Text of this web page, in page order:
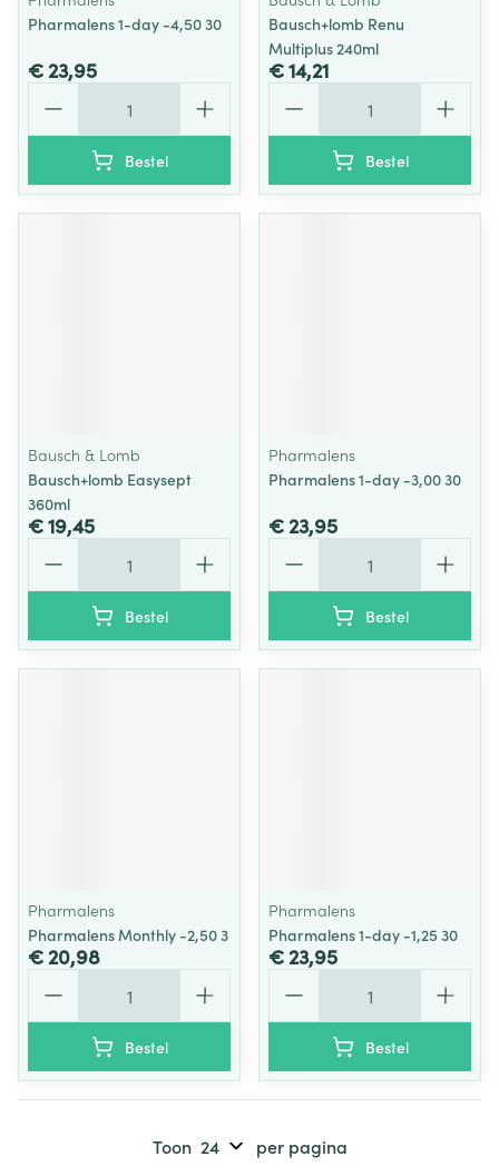
Pharmalens 1-day -4,50 30
€ 23,95
Bestel
Bausch+lomb Renu
Multiplus 240ml
€ 14,21
Bestel
Bausch & Lomb
Bausch+lomb Easysept
360ml
€ 19,45
Bestel
Pharmalens
Pharmalens 1-day -3,00 30
€ 23,95
Bestel
Pharmalens
Pharmalens Monthly -2,50 3
€ 20,98
Bestel
Pharmalens
Pharmalens 1-day -1,25 30
€ 23,95
Bestel
Toon per pagina